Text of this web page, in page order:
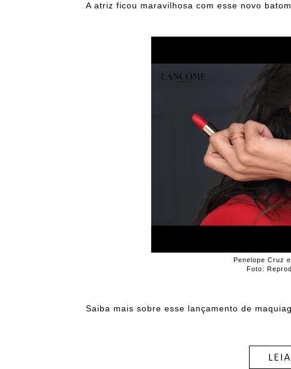
A atriz ficou maravilhosa com esse novo batom.
Penelope Cruz
Foto:
Saiba mais sobre esse lançamento de